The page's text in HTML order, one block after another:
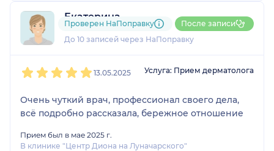
Екатерина
1 отзыв
До 10 записей через НаПоправку
Проверен НаПоправку После записи
13.05.2025 Услуга: Прием дерматолога
Очень чуткий врач, профессионал своего дела,
всё подробно рассказала, бережное отношение
Прием был в мае 2025 г.
В клинике "Центр Диона на Луначарского"